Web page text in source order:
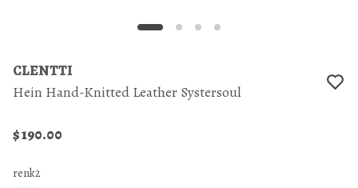
CLENTTI
Hein Hand-Knitted Leather Systersoul
$ 190.00
renk2